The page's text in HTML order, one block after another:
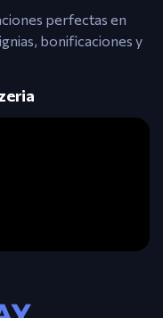
perfectas en
bonificaciones y